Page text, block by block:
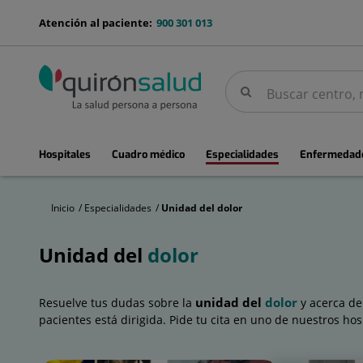
menu-
900 301 013
Atención al paciente:
BuscarBuscar
menuPrincipal
Hospitales Cuadro médico Especialidades
Inicio Especialidades Unidad del dolor
Unidad
dolor
Unidad del dolor
Resuelve tus dudas sobre la unidad del dolor y acerca
pacientes está dirigida. Pide tu cita en uno de nuestros